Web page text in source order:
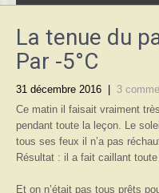
La tenue du
Par -5°C
31 décembre 2016
3
Ce matin il faisait vraiment
pendant toute la leçon. Le
tous ses feux il n’a pas
Résultat : il a fait caillant
Et on n’était pas tous prêts